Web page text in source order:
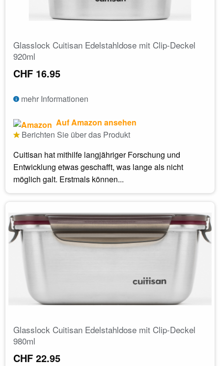
Glasslock Cuitisan Edelstahldose mit Clip-Deckel
920ml
CHF 16.95
mehr Informationen
Auf Amazon ansehen
Berichten Sie über das Produkt
Cuitisan hat mithilfe langjähriger Forschung und
Entwicklung etwas geschafft, was lange als nicht
möglich galt. Erstmals können...
Glasslock Cuitisan Edelstahldose mit Clip-Deckel
980ml
CHF 22.95